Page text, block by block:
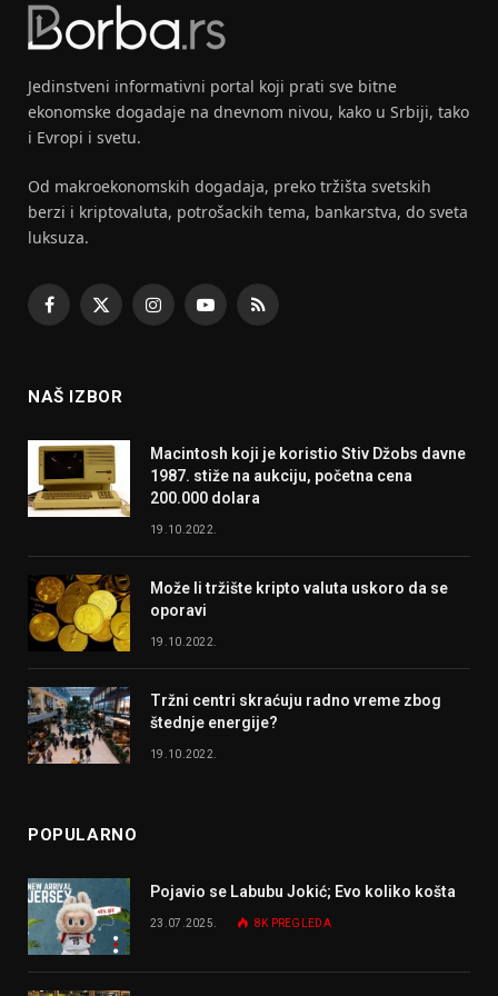
Jedinstveni informativni portal koji prati sve bitne
ekonomske dogadaje na dnevnom nivou, kako u Srbiji, tako
i Evropi i svetu.
Od makroekonomskih dogadaja, preko tržišta svetskih
berzi i kriptovaluta, potrošackih tema, bankarstva, do sveta
luksuza.
Facebook
X
InstagramYouTubeRSS
NAŠ IZBOR
Macintosh koji je koristio Stiv Džobs davne
1987. stiže na aukciju, početna cena
200.000 dolara
19.10.2022.
Može li tržište kripto valuta uskoro da se
oporavi
19.10.2022.
Tržni centri skraćuju radno vreme zbog
štednje energije?
19.10.2022.
POPULARNO
Pojavio se Labubu Jokić; Evo koliko košta
23.07.2025. 8K PREGLEDA